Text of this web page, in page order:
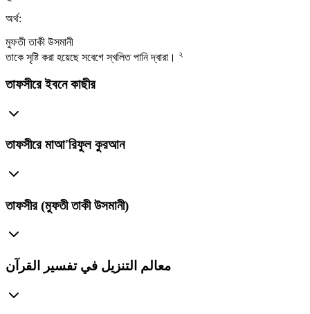
অর্থ:
মুফতী তাকী উসমানী
তাকে সৃষ্টি করা হয়েছে সবেগে স্খলিত পানি দ্বারা। ২
তাফসীরে ইবনে কাছীর
তাফসীরে মাআ'রিফুল কুরআন
তাফসীর (মুফতী তাকী উসমানী)
معالم التنزيل في تفسير القرآن